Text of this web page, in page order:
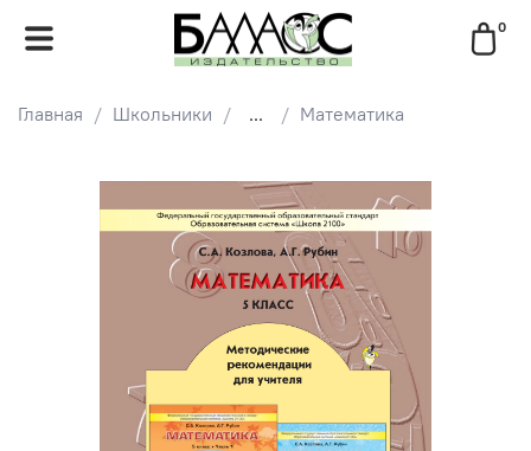
0
Главная Школьники ... Математика